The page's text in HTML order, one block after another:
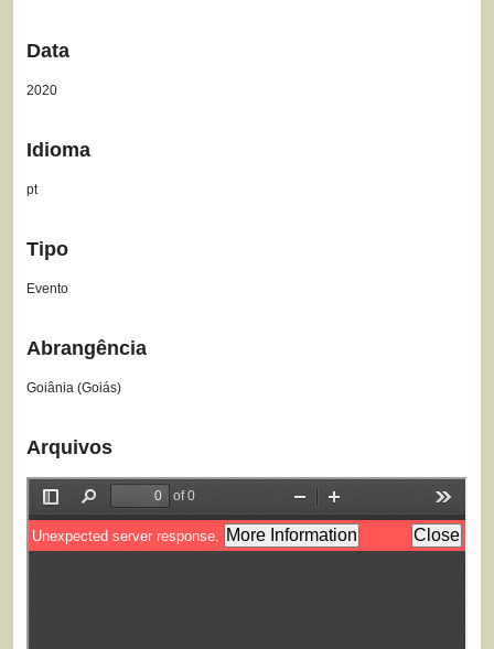
Data
2020
Idioma
pt
Tipo
Evento
Abrangência
Goiânia (Goiás)
Arquivos